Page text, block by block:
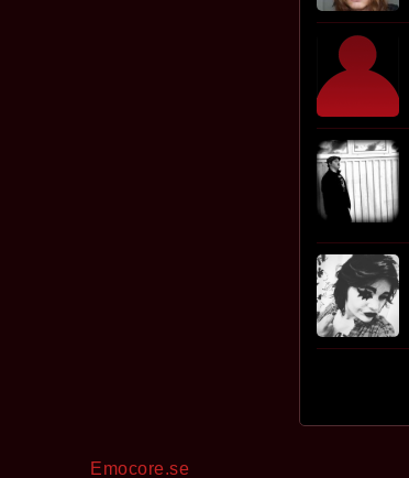
Emocore.se